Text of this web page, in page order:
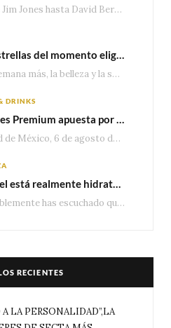
Desde Jim Jones hasta David Berg, la producción recorre en seis episodios cómo el carisma,…
Las estrellas del momento eligen Valentino
Una semana más, la belleza y la sofisticación de Valentino vuelven a tomar el escenario internacional. Desde…
DRINKS
Dolores Premium apuesta por el salmón para seguir creciendo en categorías estratégicas
Ciudad de México, 6 de agosto de 2026.— Con una producción de 2.17 millones de…
¿Tu piel está realmente hidratada? 4 señales que podrían indicar que necesita algo más
Probablemente has escuchado que el cuidado e hidratación corporal se suele asociar únicamente con una…
RECIENTES
LA PERSONALIDAD”,LA